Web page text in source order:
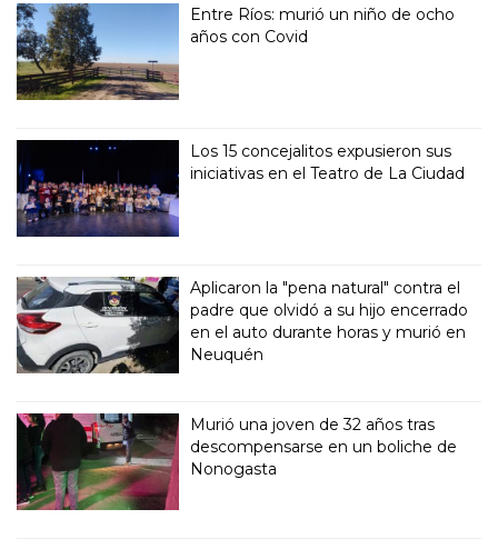
Entre Ríos: murió un niño de ocho
años con Covid
Los 15 concejalitos expusieron sus
iniciativas en el Teatro de La Ciudad
Aplicaron la "pena natural" contra el
padre que olvidó a su hijo encerrado
en el auto durante horas y murió en
Neuquén
Murió una joven de 32 años tras
descompensarse en un boliche de
Nonogasta